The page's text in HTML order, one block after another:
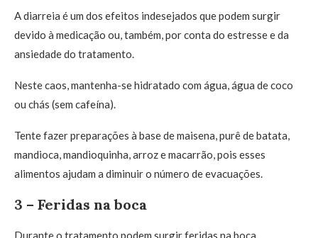
A diarreia é um dos efeitos indesejados que podem surgir
devido à medicação ou, também, por conta do estresse e da
ansiedade do tratamento.
Neste caos, mantenha-se hidratado com água, água de coco
ou chás (sem cafeína).
Tente fazer preparações à base de maisena, purê de batata,
mandioca, mandioquinha, arroz e macarrão, pois esses
alimentos ajudam a diminuir o número de evacuações.
3 – Feridas na boca
Durante o tratamento podem surgir feridas na boca,